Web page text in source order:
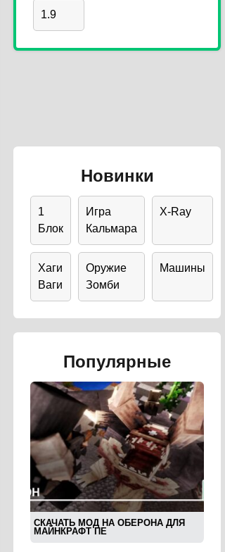
1.9
Новинки
1
Блок
Игра
Кальмара
X-Ray
Хаги
Ваги
Оружие
Зомби
Машины
Популярные
СКАЧАТЬ МОД НА ОБЕРОНА ДЛЯ
МАЙНКРАФТ ПЕ